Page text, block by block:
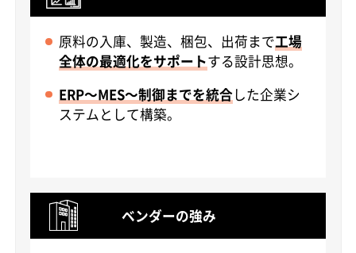
原料の入庫、製造、梱包、出荷まで工場
全体の最適化をサポートする設計思想。
ERP～MES～制御までを統合した企業シ
ステムとして構築。
ベンダーの強み